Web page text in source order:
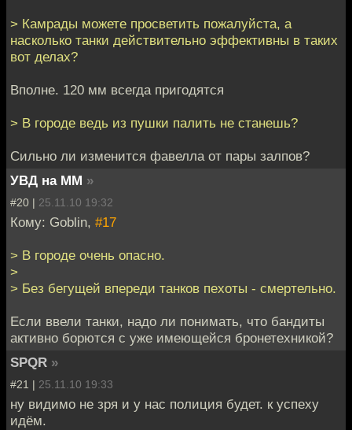
> Камрады можете просветить пожалуйста, а
насколько танки действительно эффективны в таких
вот делах?
Вполне. 120 мм всегда пригодятся
> В городе ведь из пушки палить не станешь?
Сильно ли изменится фавелла от пары залпов?
УВД на ММ »
#20 | 25.11.10 19:32
Кому: Goblin, #17
> В городе очень опасно.
>
> Без бегущей впереди танков пехоты - смертельно.
Если ввели танки, надо ли понимать, что бандиты
активно борются с уже имеющейся бронетехникой?
SPQR »
#21 | 25.11.10 19:33
ну видимо не зря и у нас полиция будет. к успеху
идём.